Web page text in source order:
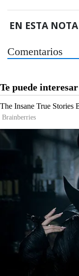
EN ESTA NOTA
Comentarios